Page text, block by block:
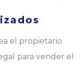
el propietario
para vender el